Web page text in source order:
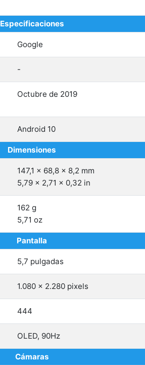
Especificaciones
Google
-
Octubre de 2019
Android 10
Dimensiones
147,1 x 68,8 x 8,2 mm
5,79 x 2,71 x 0,32 in
162 g
5,71 oz
Pantalla
5,7 pulgadas
1.080 x 2.280 pixels
444
OLED, 90Hz
Cámaras